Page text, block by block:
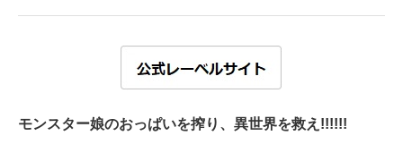
モンスター娘のおっぱいを搾り、異世界を救え!!!!!!